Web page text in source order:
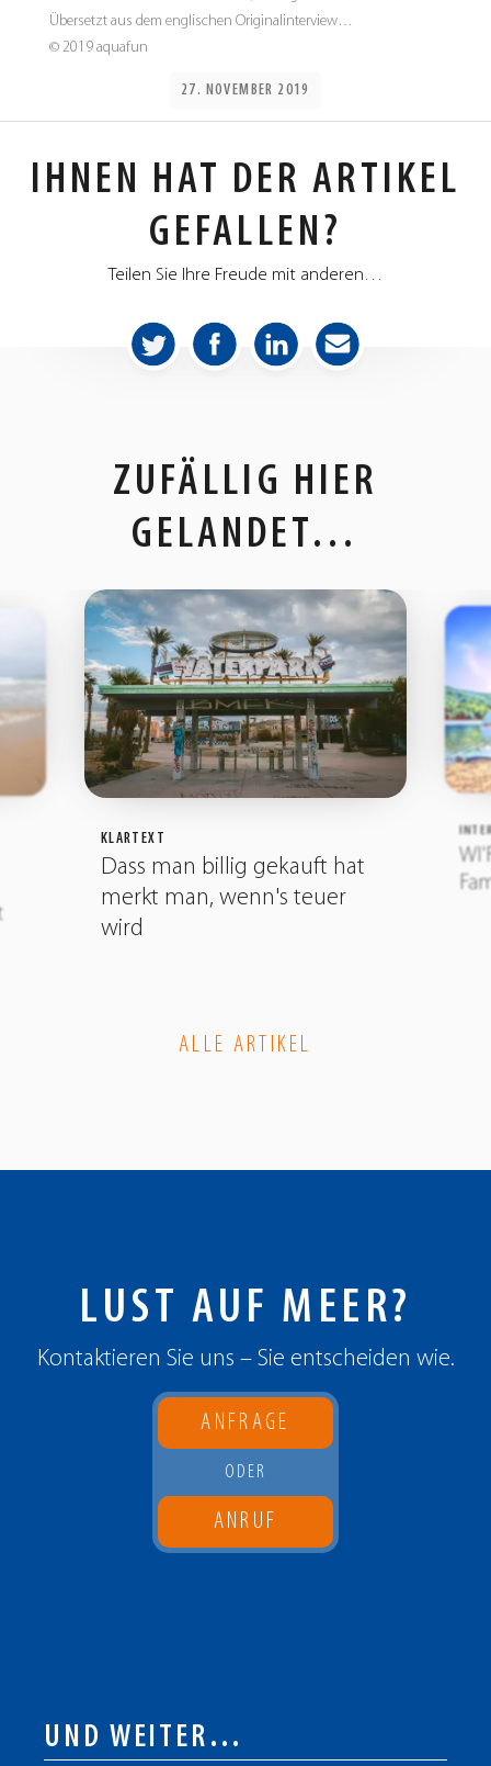
Übersetzt aus dem englischen Originalinterview…
© 2019 aquafun
27. NOVEMBER 2019
IHNEN HAT DER ARTIKEL
GEFALLEN?
Teilen Sie Ihre Freude mit anderen…
ZUFÄLLIG HIER
GELANDET…
KLARTEXT
Dass man billig gekauft hat
merkt man, wenn's teuer
wird
ALLE ARTIKEL
LUST AUF MEER?
Kontaktieren Sie uns – Sie entscheiden wie.
ANFRAGE
ODER
ANRUF
UND WEITER…